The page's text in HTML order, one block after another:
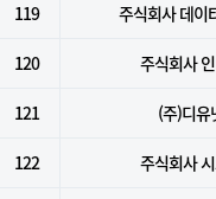
119 주식회사 데이
120 주식회사
121 (주)디유
122 주식회사